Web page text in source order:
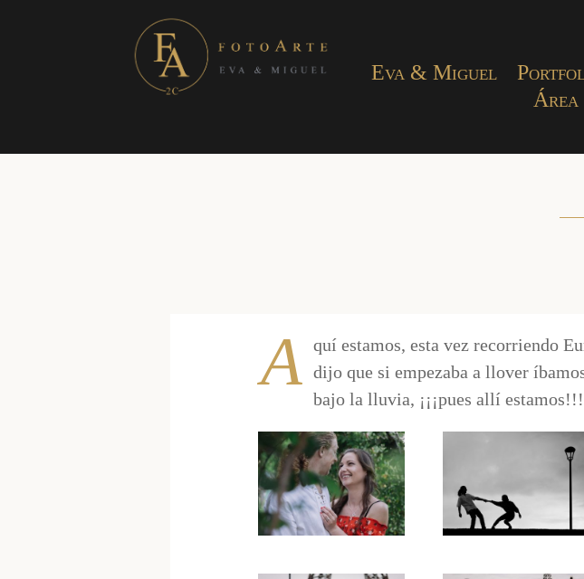
Eva & Miguel
Área
A quí estamos, esta vez recorriendo
dijo que si empezaba a llover
bajo la lluvia, ¡¡¡pues allí estamos!!!